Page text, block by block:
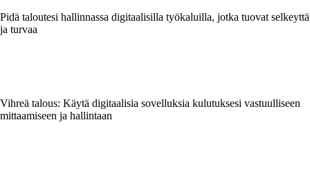
Pidä taloutesi hallinnassa digitaalisilla työkaluilla, jotka tuovat selkeyttä
ja turvaa
Vihreä talous: Käytä digitaalisia sovelluksia kulutuksesi vastuulliseen
mittaamiseen ja hallintaan